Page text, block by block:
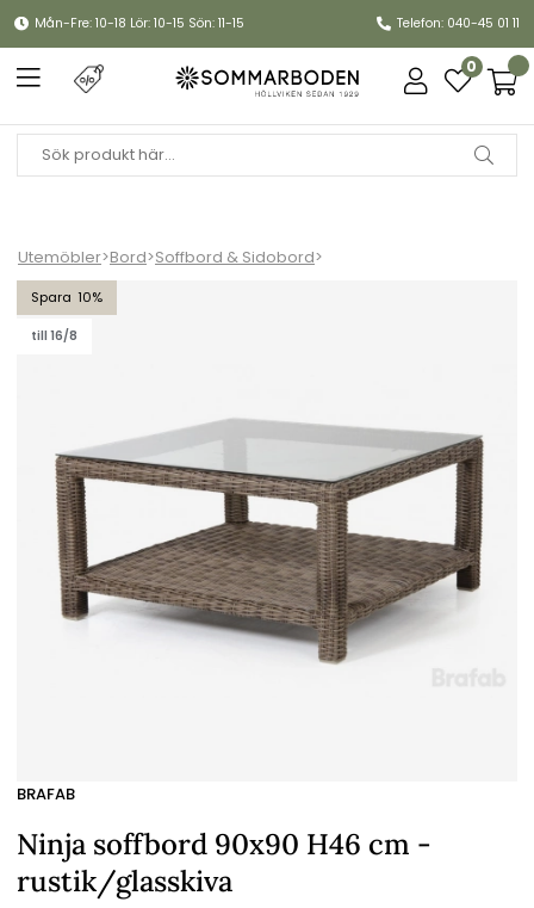
Mån-Fre: 10-18 Lör: 10-15 Sön: 11-15 Telefon: 040-45 01 11
0
Utemöbler>Bord>Soffbord & Sidobord>
10
till 16/8
Ninja soffbord 90x90 H46 cm - rustik/glasskiva
BRAFAB
Ninja soffbord 90x90 H46 cm -
rustik/glasskiva